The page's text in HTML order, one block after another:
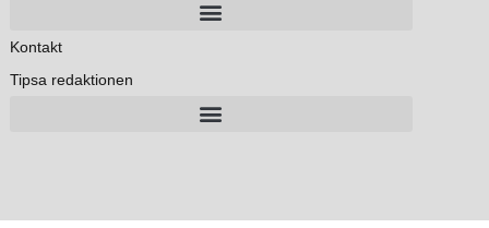
Kontakt
Tipsa redaktionen